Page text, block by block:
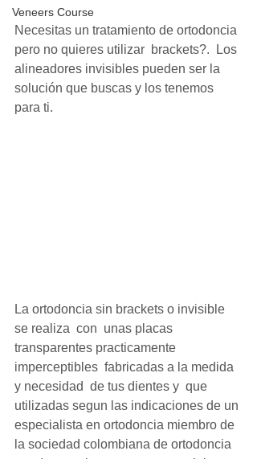
Veneers Course
Necesitas un tratamiento de ortodoncia
pero no quieres utilizar  brackets?.  Los
alineadores invisibles pueden ser la
solución que buscas y los tenemos
para ti.
La ortodoncia sin brackets o invisible
se realiza  con  unas placas
transparentes practicamente
imperceptibles  fabricadas a la medida
y necesidad  de tus dientes y  que
utilizadas segun las indicaciones de un
especialista en ortodoncia miembro de
la sociedad colombiana de ortodoncia